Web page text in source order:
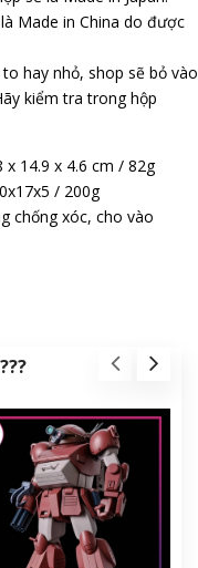
Made in China do được
hay nhỏ, shop sẽ bỏ vào
kiểm tra trong hộp
x 14.9 x 4.6 cm / 82g
/ 200g
chống xóc, cho vào